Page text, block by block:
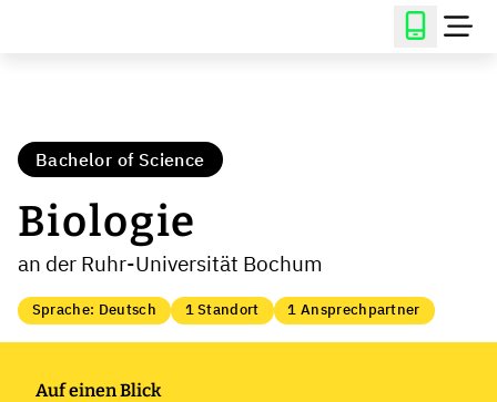
Bachelor of Science
Biologie
an der Ruhr-Universität Bochum
Sprache: Deutsch 1 Standort 1 Ansprechpartner
Auf einen Blick